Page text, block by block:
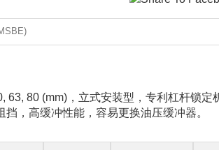
63, 80 (mm)，立式安装型，专利杠杆锁定
挡，高缓冲性能，容易更换油压缓冲器。